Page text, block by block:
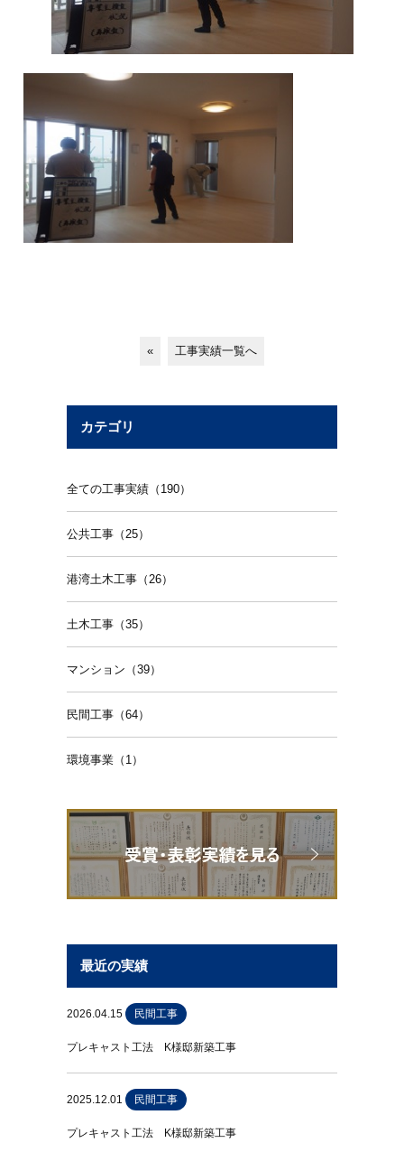
« 工事実績一覧へ
カテゴリ
全ての工事実績（190）
公共工事（25）
港湾土木工事（26）
土木工事（35）
マンション（39）
民間工事（64）
環境事業（1）
最近の実績
2026.04.15 民間工事
プレキャスト工法 K様邸新築工事
2025.12.01 民間工事
プレキャスト工法 K様邸新築工事